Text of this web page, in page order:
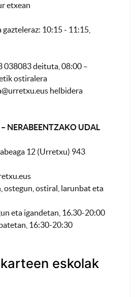
etxean
gazteleraz: 10:15 - 11:15,
038083 deituta, 08:00 –
ostiralera
helbidera
NERABEENTZAKO UDAL
12 (Urretxu) 943
ostegun, ostiral, larunbat eta
eta igandetan, 16.30-20:00
16:30-20:30
eskolak